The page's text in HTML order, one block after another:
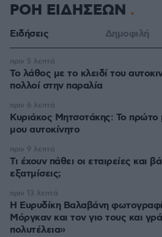
ΡΟΗ ΕΙΔΗΣΕΩΝ
Ειδήσεις Δημοφιλή
Το λάθος με το κλειδί του
πολλοί στην παραλία
πριν 5 λεπτά
Κυριάκος Μητσοτάκης: Το πρώτο
μου αυτοκίνητο
πριν 6 λεπτά
Τι έχουν πάθει οι εταιρείες και
εξατμίσεις;
πριν 9 λεπτά
Η Ευρυδίκη Βαλαβάνη
Μόργκαν και τον γιο τους και
πολυτέλεια»
πριν 13 λεπτά